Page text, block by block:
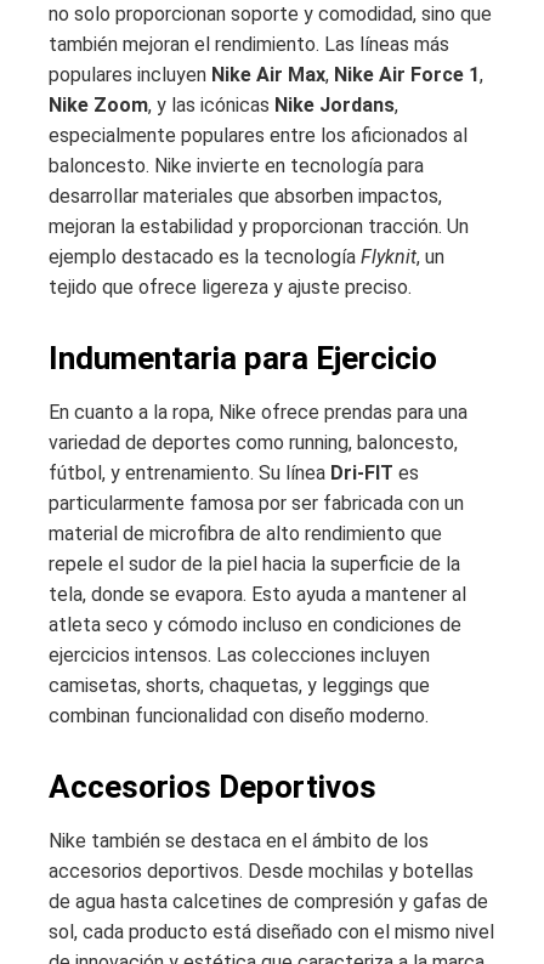
no solo proporcionan soporte y comodidad, sino que
también mejoran el rendimiento. Las líneas más
populares incluyen Nike Air Max, Nike Air Force 1,
Nike Zoom, y las icónicas Nike Jordans,
especialmente populares entre los aficionados al
baloncesto. Nike invierte en tecnología para
desarrollar materiales que absorben impactos,
mejoran la estabilidad y proporcionan tracción. Un
ejemplo destacado es la tecnología Flyknit, un
tejido que ofrece ligereza y ajuste preciso.
Indumentaria para Ejercicio
En cuanto a la ropa, Nike ofrece prendas para una
variedad de deportes como running, baloncesto,
fútbol, y entrenamiento. Su línea Dri-FIT es
particularmente famosa por ser fabricada con un
material de microfibra de alto rendimiento que
repele el sudor de la piel hacia la superficie de la
tela, donde se evapora. Esto ayuda a mantener al
atleta seco y cómodo incluso en condiciones de
ejercicios intensos. Las colecciones incluyen
camisetas, shorts, chaquetas, y leggings que
combinan funcionalidad con diseño moderno.
Accesorios Deportivos
Nike también se destaca en el ámbito de los
accesorios deportivos. Desde mochilas y botellas
de agua hasta calcetines de compresión y gafas de
sol, cada producto está diseñado con el mismo nivel